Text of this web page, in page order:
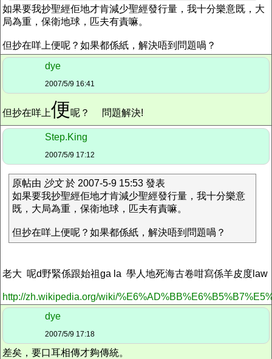
如果要我抄聖經佢地才肯減少聖經發行量，我十分樂意既，大
局為重，保衛地球，匹夫有責嘛。
但抄在咩上便呢？如果都係紙，解決唔到問題喎？
dye
2007/5/9 16:41
但抄在咩上便呢？ 問題解決!
Step.King
2007/5/9 17:12
原帖由 沙文於 2007-5-9 15:53 發表
如果要我抄聖經佢地才肯減少聖經發行量，我十分樂意
既，大局為重，保衛地球，匹夫有責嘛。
但抄在咩上便呢？如果都係紙，解決唔到問題喎？
老大 呢d野緊係跟始祖ga la 學人地死海古卷咁寫係羊皮度law
http://zh.wikipedia.org/wiki/
dye
2007/5/9 17:18
差矣，要口耳相傳才夠傳統。